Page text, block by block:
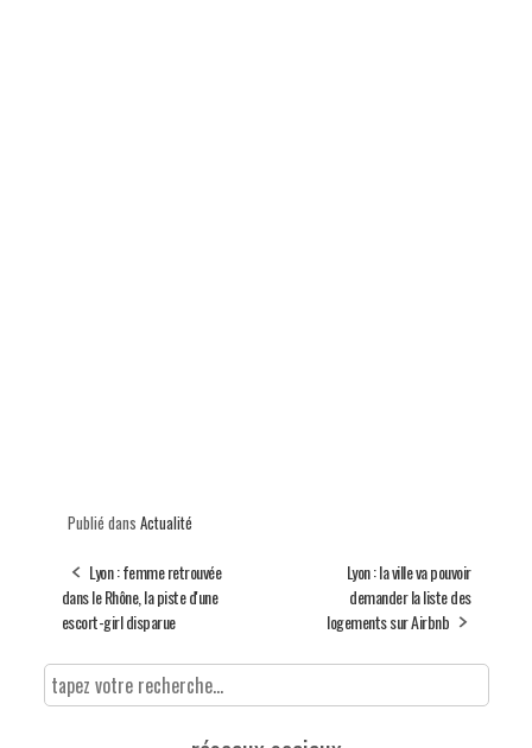
Publié dans Actualité
Lyon : femme retrouvée
dans le Rhône, la piste d'une
escort-girl disparue
Lyon : la ville va pouvoir
demander la liste des
logements sur Airbnb